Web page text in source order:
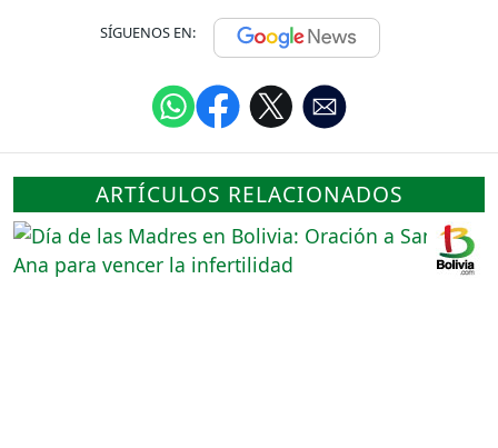
SÍGUENOS EN:
ARTÍCULOS RELACIONADOS